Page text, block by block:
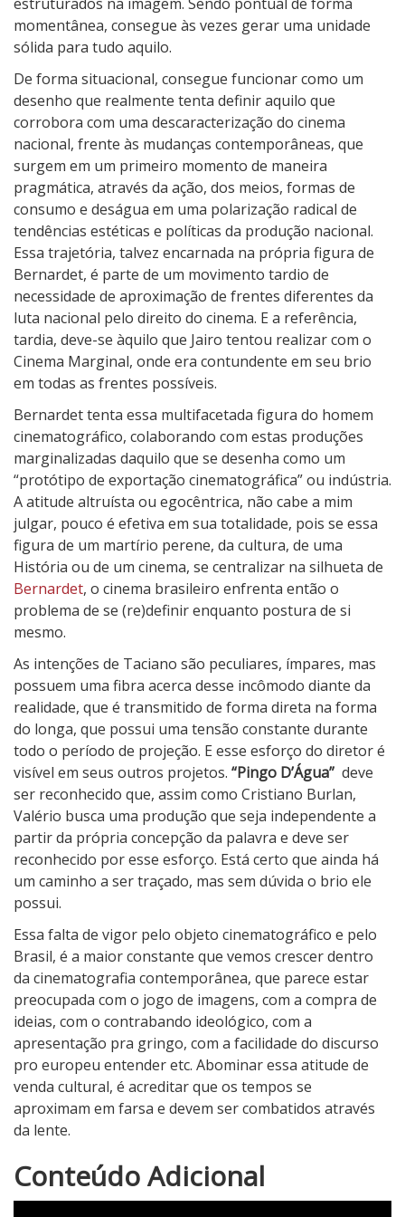
momentânea, consegue às vezes gerar uma unidade
sólida para tudo aquilo.
De forma situacional, consegue funcionar como um
desenho que realmente tenta definir aquilo que
corrobora com uma descaracterização do cinema
nacional, frente às mudanças contemporâneas, que
surgem em um primeiro momento de maneira
pragmática, através da ação, dos meios, formas de
consumo e deságua em uma polarização radical de
tendências estéticas e políticas da produção nacional.
Essa trajetória, talvez encarnada na própria figura de
Bernardet, é parte de um movimento tardio de
necessidade de aproximação de frentes diferentes da
luta nacional pelo direito do cinema. E a referência,
tardia, deve-se àquilo que Jairo tentou realizar com o
Cinema Marginal, onde era contundente em seu brio
em todas as frentes possíveis.
Bernardet tenta essa multifacetada figura do homem
cinematográfico, colaborando com estas produções
marginalizadas daquilo que se desenha como um
“protótipo de exportação cinematográfica” ou indústria.
A atitude altruísta ou egocêntrica, não cabe a mim
julgar, pouco é efetiva em sua totalidade, pois se essa
figura de um martírio perene, da cultura, de uma
História ou de um cinema, se centralizar na silhueta de
Bernardet, o cinema brasileiro enfrenta então o
problema de se (re)definir enquanto postura de si
mesmo.
As intenções de Taciano são peculiares, ímpares, mas
possuem uma fibra acerca desse incômodo diante da
realidade, que é transmitido de forma direta na forma
do longa, que possui uma tensão constante durante
todo o período de projeção. E esse esforço do diretor é
visível em seus outros projetos. “Pingo D’Água” deve
ser reconhecido que, assim como Cristiano Burlan,
Valério busca uma produção que seja independente a
partir da própria concepção da palavra e deve ser
reconhecido por esse esforço. Está certo que ainda há
um caminho a ser traçado, mas sem dúvida o brio ele
possui.
Essa falta de vigor pelo objeto cinematográfico e pelo
Brasil, é a maior constante que vemos crescer dentro
da cinematografia contemporânea, que parece estar
preocupada com o jogo de imagens, com a compra de
ideias, com o contrabando ideológico, com a
apresentação pra gringo, com a facilidade do discurso
pro europeu entender etc. Abominar essa atitude de
venda cultural, é acreditar que os tempos se
aproximam em farsa e devem ser combatidos através
da lente.
N
o
Conteúdo Adicional